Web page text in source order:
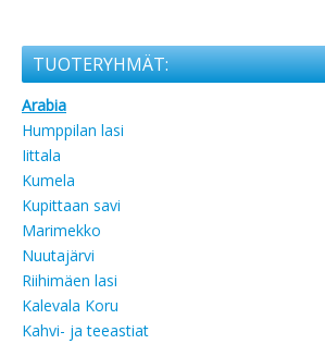
TUOTERYHMÄT:
Arabia
Humppilan lasi
Iittala
Kumela
Kupittaan savi
Marimekko
Nuutajärvi
Riihimäen lasi
Kalevala Koru
Kahvi- ja teeastiat